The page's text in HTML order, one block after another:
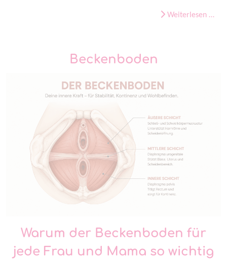
Weiterlesen …
Beckenboden
Warum der Beckenboden für
jede Frau und Mama so wichtig